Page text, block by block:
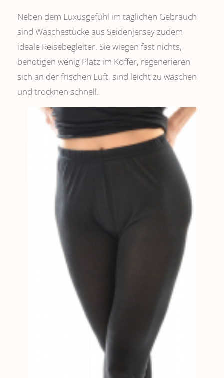
Neben dem Luxusgefühl im täglichen Gebrauch
sind Wäschestücke aus Seidenjersey zudem
ideale Reisebegleiter. Sie wiegen fast nichts,
benötigen wenig Platz im Koffer, regenerieren
sich an der frischen Luft, sind leicht zu waschen
und trocknen schnell.